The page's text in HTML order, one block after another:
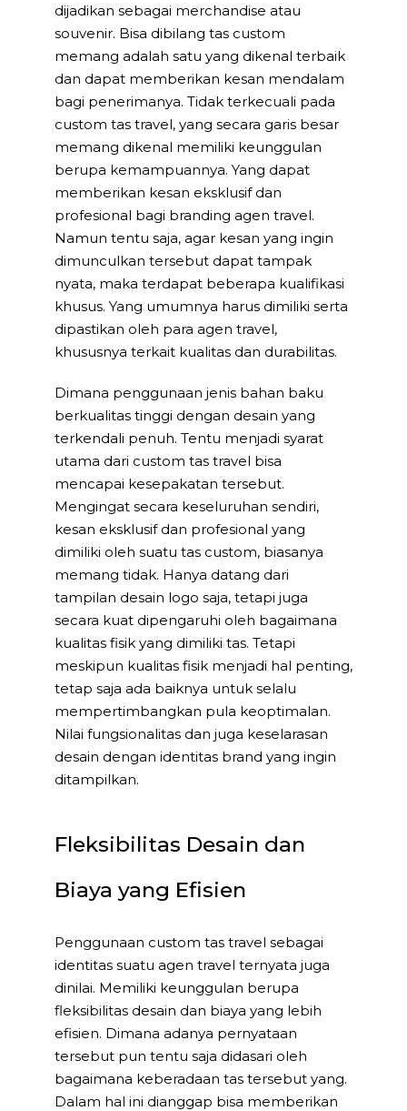
dijadikan sebagai merchandise atau
souvenir. Bisa dibilang tas custom
memang adalah satu yang dikenal terbaik
dan dapat memberikan kesan mendalam
bagi penerimanya. Tidak terkecuali pada
custom tas travel, yang secara garis besar
memang dikenal memiliki keunggulan
berupa kemampuannya. Yang dapat
memberikan kesan eksklusif dan
profesional bagi branding agen travel.
Namun tentu saja, agar kesan yang ingin
dimunculkan tersebut dapat tampak
nyata, maka terdapat beberapa kualifikasi
khusus. Yang umumnya harus dimiliki serta
dipastikan oleh para agen travel,
khususnya terkait kualitas dan durabilitas.
Dimana penggunaan jenis bahan baku
berkualitas tinggi dengan desain yang
terkendali penuh. Tentu menjadi syarat
utama dari custom tas travel bisa
mencapai kesepakatan tersebut.
Mengingat secara keseluruhan sendiri,
kesan eksklusif dan profesional yang
dimiliki oleh suatu tas custom, biasanya
memang tidak. Hanya datang dari
tampilan desain logo saja, tetapi juga
secara kuat dipengaruhi oleh bagaimana
kualitas fisik yang dimiliki tas. Tetapi
meskipun kualitas fisik menjadi hal penting,
tetap saja ada baiknya untuk selalu
mempertimbangkan pula keoptimalan.
Nilai fungsionalitas dan juga keselarasan
desain dengan identitas brand yang ingin
ditampilkan.
Fleksibilitas Desain dan
Biaya yang Efisien
Penggunaan custom tas travel sebagai
identitas suatu agen travel ternyata juga
dinilai. Memiliki keunggulan berupa
fleksibilitas desain dan biaya yang lebih
efisien. Dimana adanya pernyataan
tersebut pun tentu saja didasari oleh
bagaimana keberadaan tas tersebut yang.
Dalam hal ini dianggap bisa memberikan